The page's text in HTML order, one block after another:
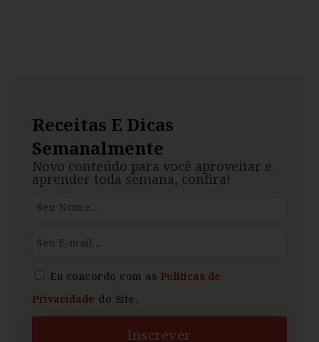
Receitas E Dicas
Semanalmente
Novo conteúdo para você aproveitar e
aprender toda semana, confira!
Eu concordo com as Políticas de
Privacidade do Site.
Inscrever